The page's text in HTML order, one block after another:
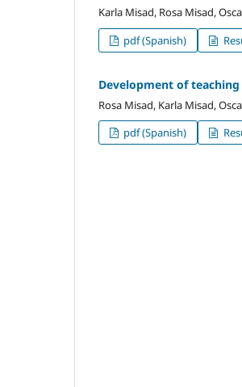
Karla Misad, Rosa Misad,
pdf (Spanish)
Development of
Rosa Misad, Karla Misad,
pdf (Spanish)